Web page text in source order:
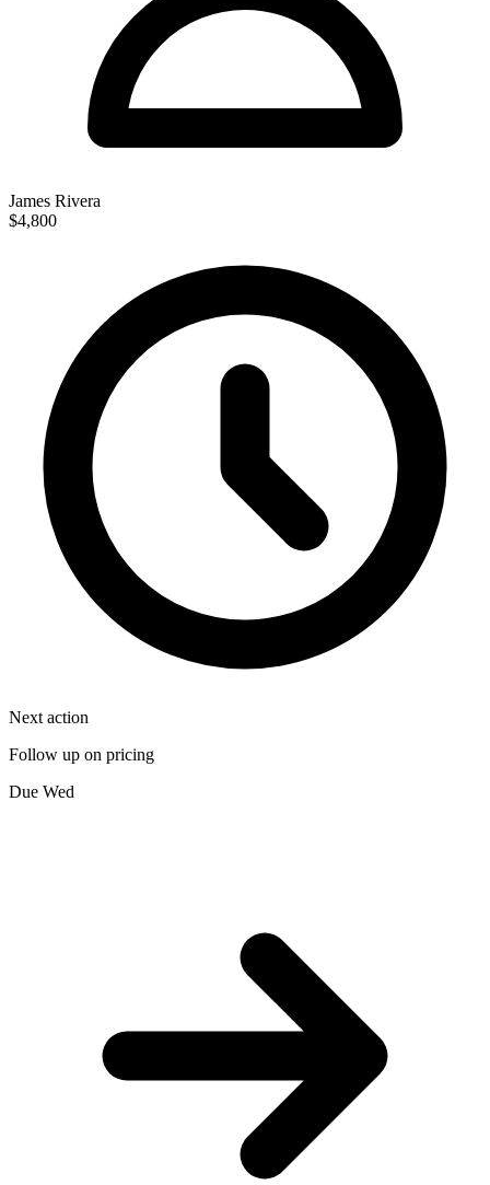
James Rivera
$4,800
Next action
Follow up on pricing
Due Wed